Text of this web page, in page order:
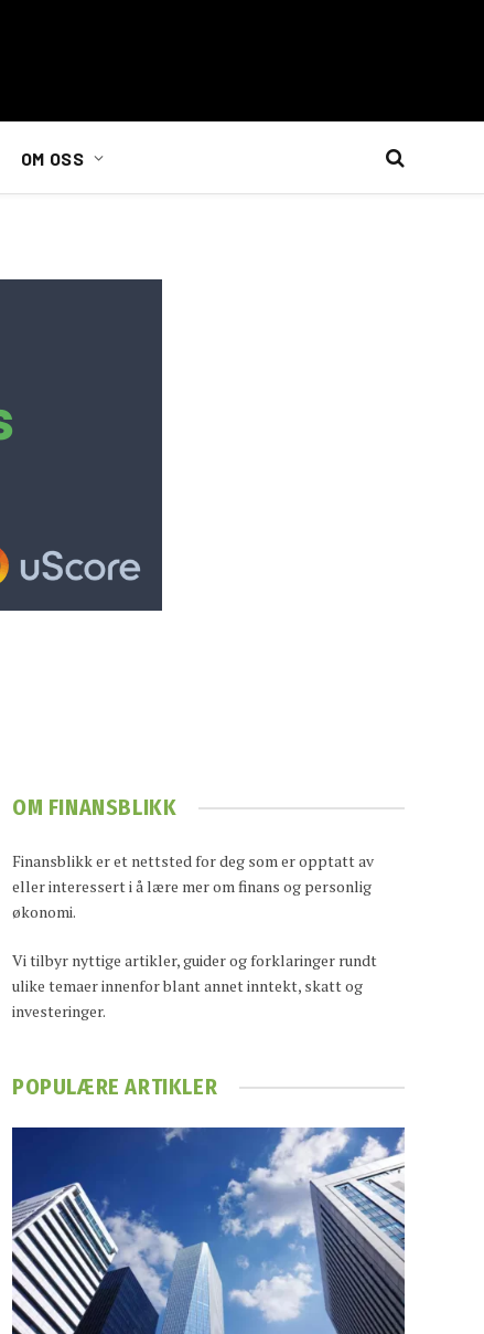
OM OSS
OM FINANSBLIKK
Finansblikk er et nettsted for deg som er opptatt av
eller interessert i å lære mer om finans og personlig
økonomi.
Vi tilbyr nyttige artikler, guider og forklaringer rundt
ulike temaer innenfor blant annet inntekt, skatt og
investeringer.
POPULÆRE ARTIKLER